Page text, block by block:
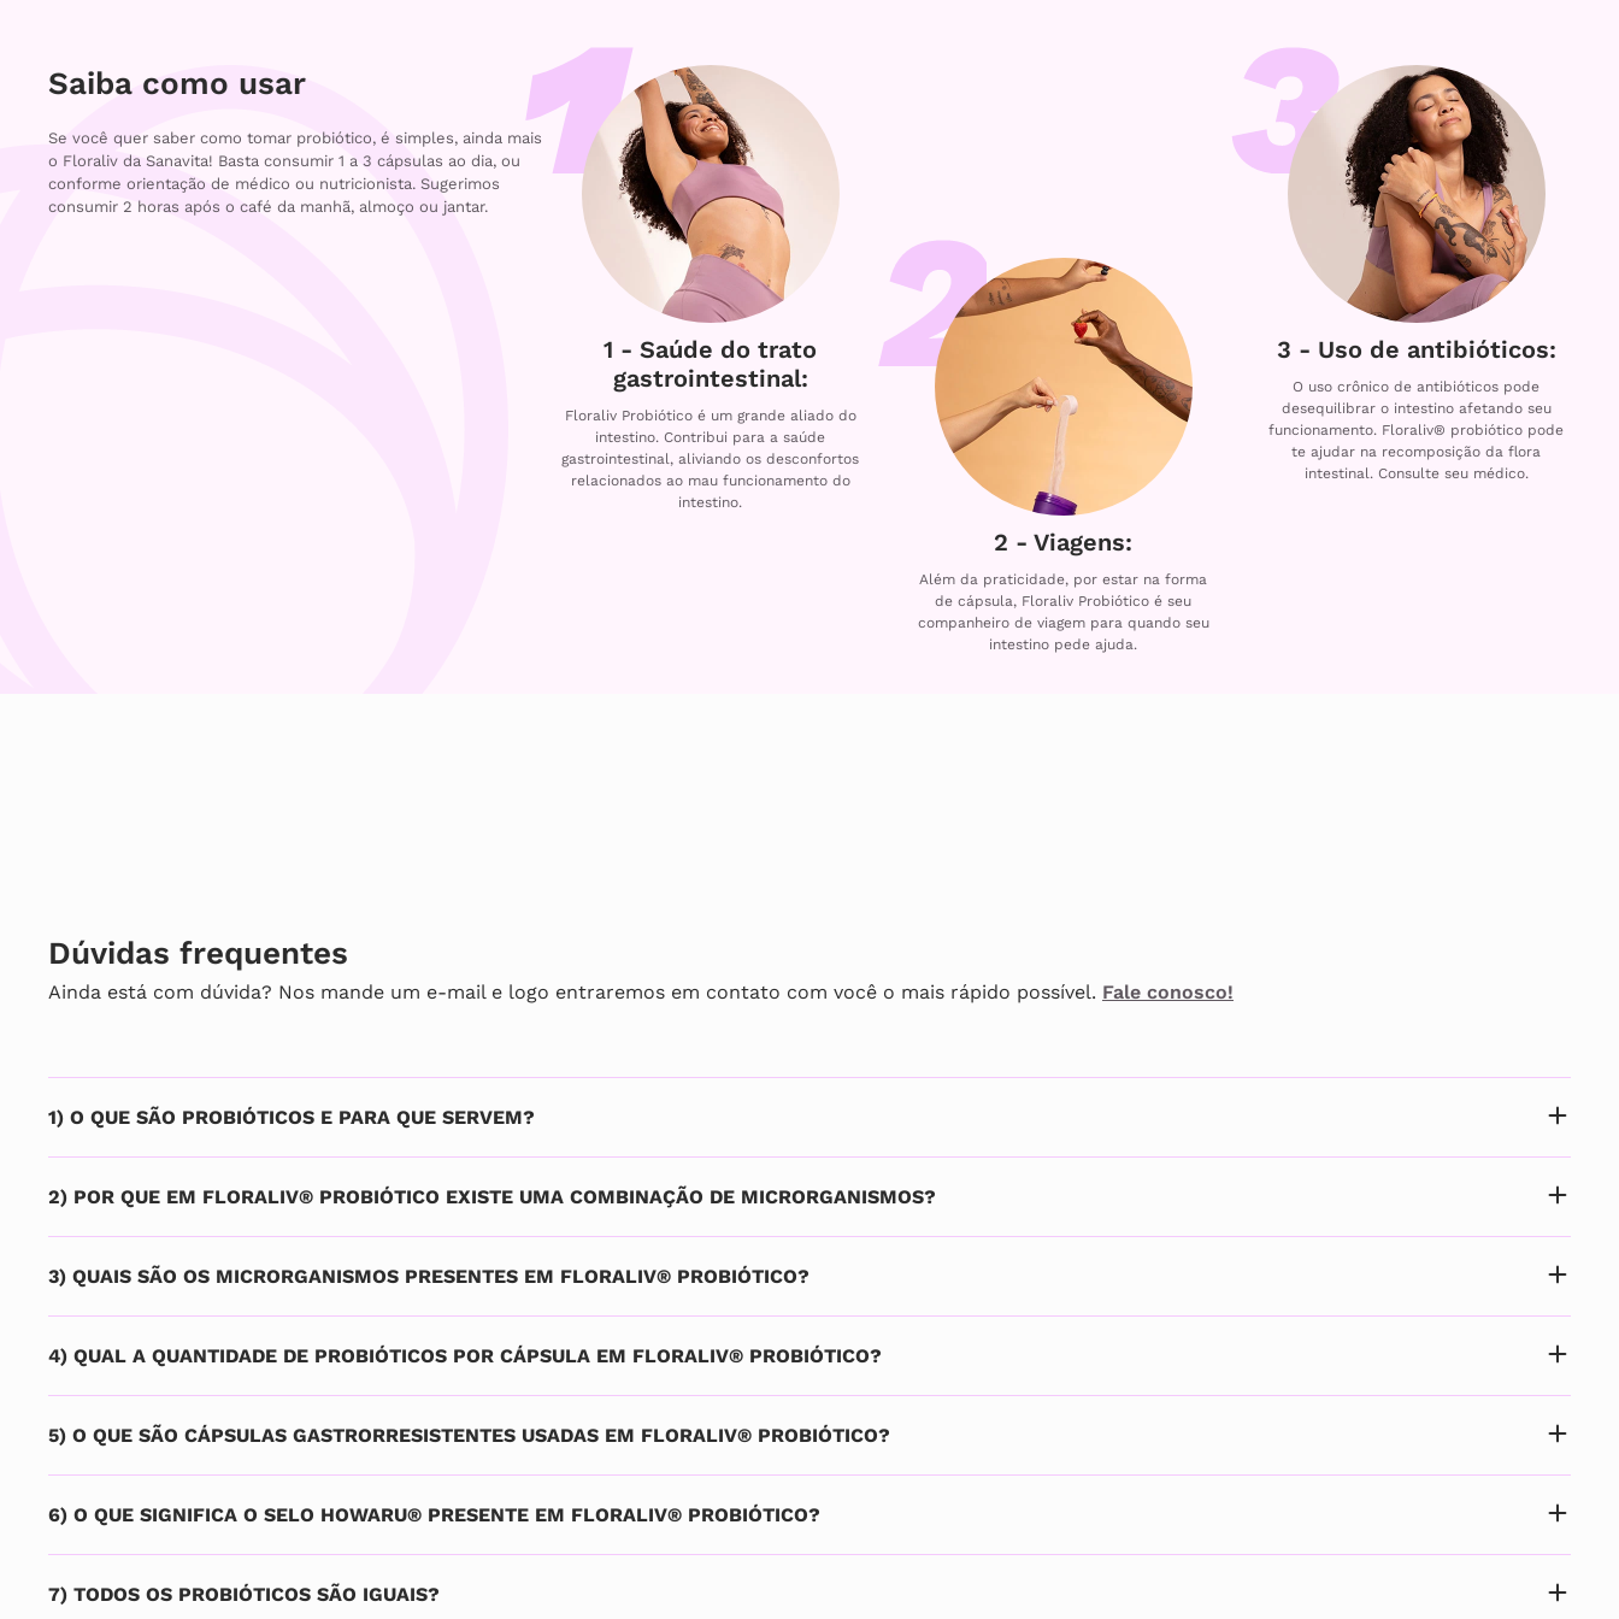
Saiba como usar
Se você quer saber como tomar probiótico, é simples, ainda mais
o Floraliv da Sanavita! Basta consumir 1 a 3 cápsulas ao dia, ou
conforme orientação de médico ou nutricionista. Sugerimos
consumir 2 horas após o café da manhã, almoço ou jantar.
1 - Saúde do trato
gastrointestinal:
Floraliv Probiótico é um grande aliado do
intestino. Contribui para a saúde
gastrointestinal, aliviando os desconfortos
relacionados ao mau funcionamento do
intestino.
2 - Viagens:
Além da praticidade, por estar na forma
de cápsula, Floraliv Probiótico é seu
companheiro de viagem para quando seu
intestino pede ajuda.
3 - Uso de antibióticos:
O uso crônico de antibióticos pode
desequilibrar o intestino afetando seu
funcionamento. Floraliv® probiótico pode
te ajudar na recomposição da flora
intestinal. Consulte seu médico.
Dúvidas frequentes
Ainda está com dúvida? Nos mande um e-mail e logo entraremos em contato com você o mais rápido possível. Fale conosco!
1) O QUE SÃO PROBIÓTICOS E PARA QUE SERVEM?
2) POR QUE EM FLORALIV® PROBIÓTICO EXISTE UMA COMBINAÇÃO DE MICRORGANISMOS?
3) QUAIS SÃO OS MICRORGANISMOS PRESENTES EM FLORALIV® PROBIÓTICO?
4) QUAL A QUANTIDADE DE PROBIÓTICOS POR CÁPSULA EM FLORALIV® PROBIÓTICO?
5) O QUE SÃO CÁPSULAS GASTRORRESISTENTES USADAS EM FLORALIV® PROBIÓTICO?
6) O QUE SIGNIFICA O SELO HOWARU® PRESENTE EM FLORALIV® PROBIÓTICO?
7) TODOS OS PROBIÓTICOS SÃO IGUAIS?